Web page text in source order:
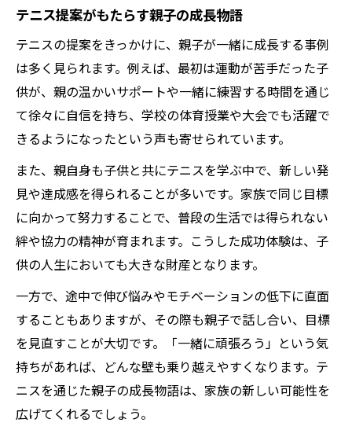
テニス提案がもたらす親子の成長物語
テニスの提案をきっかけに、親子が一緒に成長する事例
は多く見られます。例えば、最初は運動が苦手だった子
供が、親の温かいサポートや一緒に練習する時間を通じ
て徐々に自信を持ち、学校の体育授業や大会でも活躍で
きるようになったという声も寄せられています。
また、親自身も子供と共にテニスを学ぶ中で、新しい発
見や達成感を得られることが多いです。家族で同じ目標
に向かって努力することで、普段の生活では得られない
絆や協力の精神が育まれます。こうした成功体験は、子
供の人生においても大きな財産となります。
一方で、途中で伸び悩みやモチベーションの低下に直面
することもありますが、その際も親子で話し合い、目標
を見直すことが大切です。「一緒に頑張ろう」という気
持ちがあれば、どんな壁も乗り越えやすくなります。テ
ニスを通じた親子の成長物語は、家族の新しい可能性を
広げてくれるでしょう。